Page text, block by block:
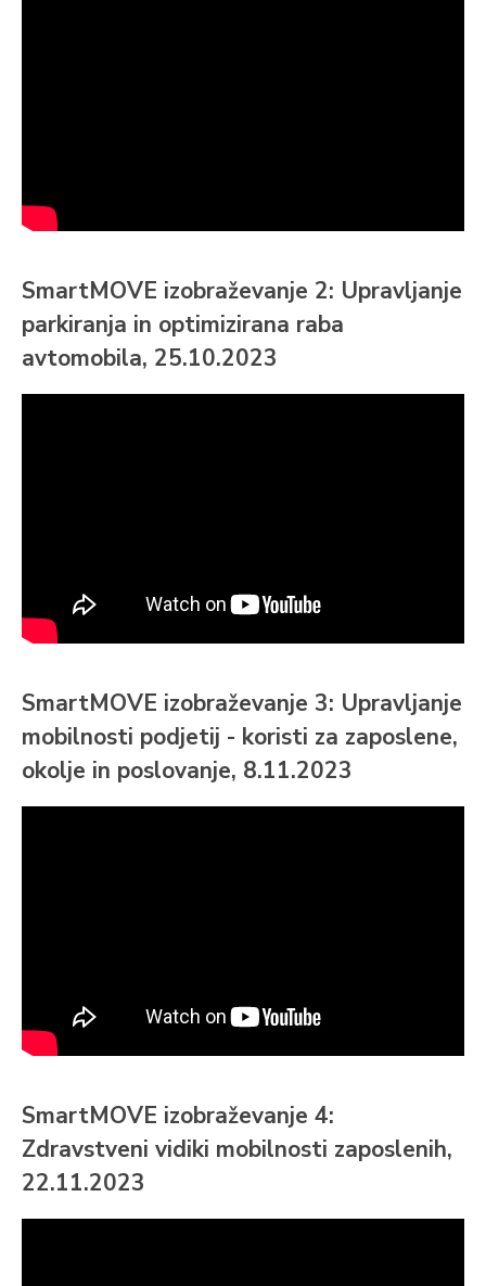
SmartMOVE izobraževanje 2: Upravljanje
parkiranja in optimizirana raba
avtomobila, 25.10.2023
SmartMOVE izobraževanje 3: Upravljanje
mobilnosti podjetij - koristi za zaposlene,
okolje in poslovanje, 8.11.2023
SmartMOVE izobraževanje 4:
Zdravstveni vidiki mobilnosti zaposlenih,
22.11.2023